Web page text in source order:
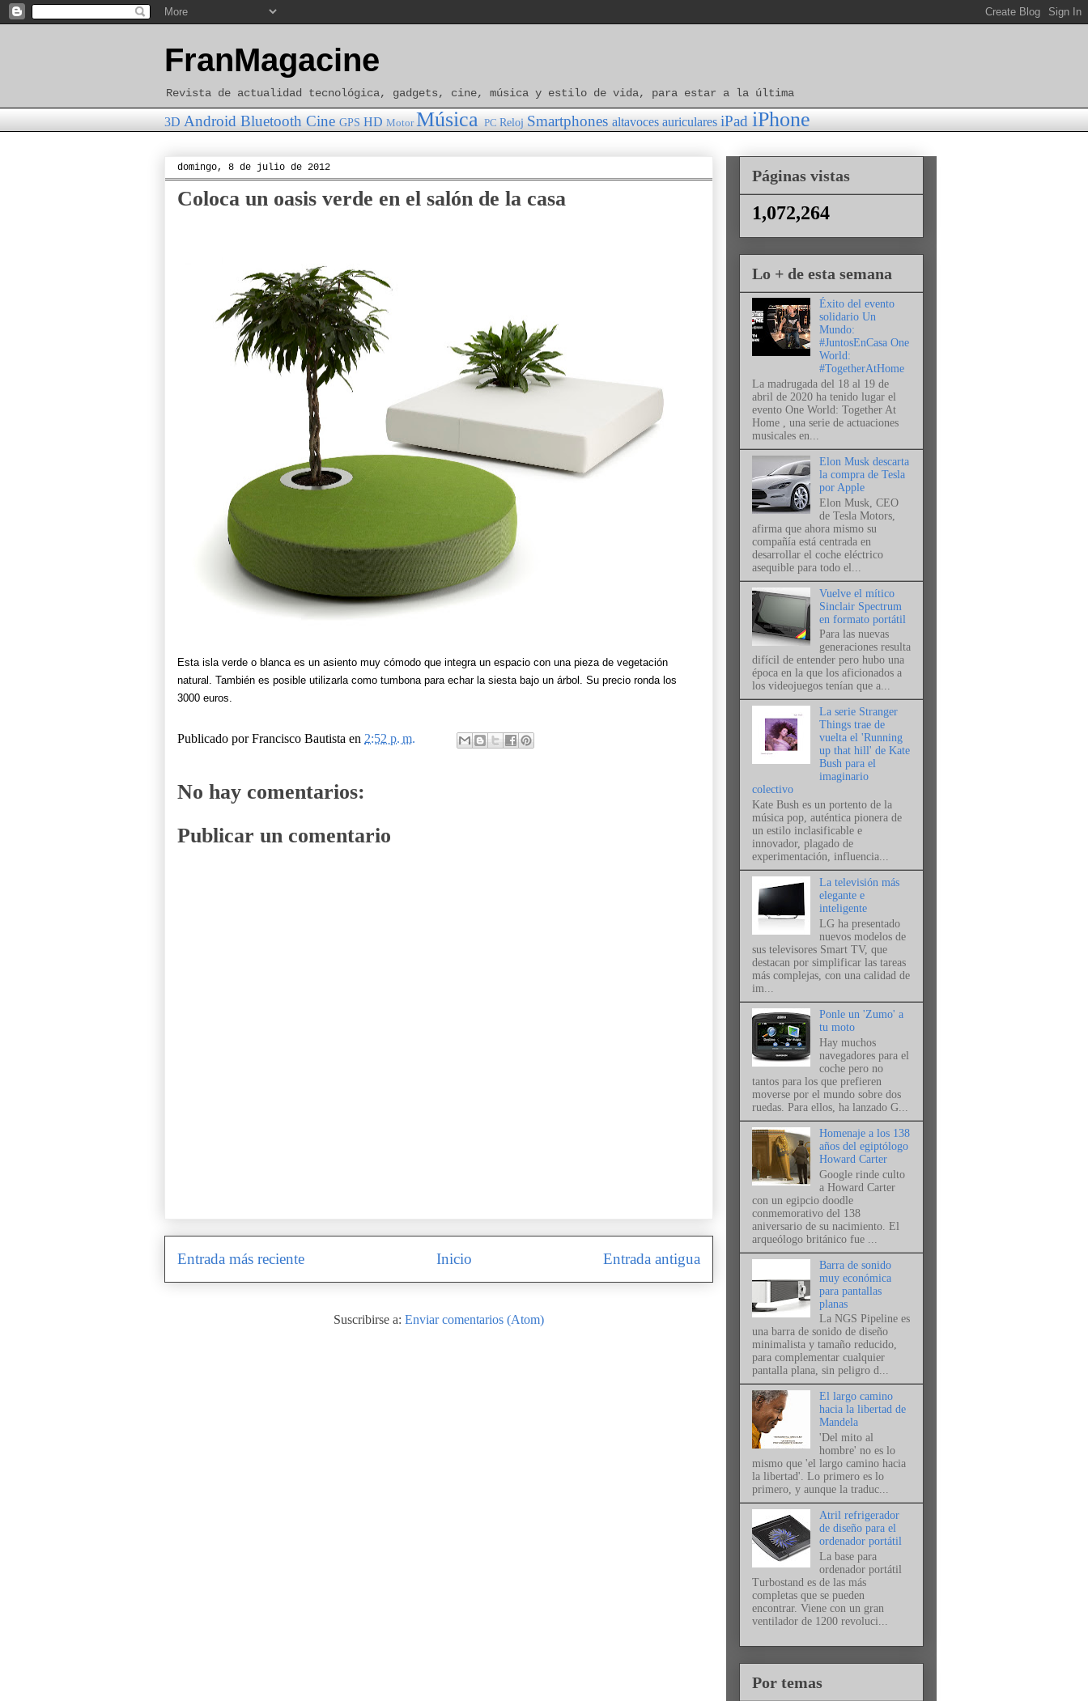
FranMagacine
Revista de actualidad tecnológica, gadgets, cine, música y estilo de vida, para estar a la última
3D Android Bluetooth Cine GPS HD Motor Música PC Reloj Smartphones altavoces auriculares iPad iPhone
domingo, 8 de julio de 2012
Coloca un oasis verde en el salón de la casa
Esta isla verde o blanca es un asiento muy cómodo que integra un espacio con una pieza de vegetación
natural. También es posible utilizarla como tumbona para echar la siesta bajo un árbol. Su precio ronda los
3000 euros.
Publicado porFrancisco Bautista en 2:52 p. m.
No hay comentarios:
Publicar un comentario
Entrada más reciente Entrada antigua
Inicio
Suscribirse a: Enviar comentarios (Atom)
Páginas vistas
1,072,264
Lo + de esta semana
Éxito del evento
solidario Un
Mundo:
#JuntosEnCasa One
World:
#TogetherAtHome
La madrugada del 18 al 19 de
abril de 2020 ha tenido lugar el
evento One World: Together At
Home , una serie de actuaciones
musicales en...
Elon Musk descarta
la compra de Tesla
por Apple
Elon Musk, CEO
de Tesla Motors,
afirma que ahora mismo su
compañía está centrada en
desarrollar el coche eléctrico
asequible para todo el...
Vuelve el mítico
Sinclair Spectrum
en formato portátil
Para las nuevas
generaciones resulta
difícil de entender pero hubo una
época en la que los aficionados a
los videojuegos tenían que a...
La serie Stranger
Things trae de
vuelta el 'Running
up that hill' de Kate
Bush para el
imaginario
colectivo
Kate Bush es un portento de la
música pop, auténtica pionera de
un estilo inclasificable e
innovador, plagado de
experimentación, influencia...
La televisión más
elegante e
inteligente
LG ha presentado
nuevos modelos de
sus televisores Smart TV, que
destacan por simplificar las tareas
más complejas, con una calidad de
im...
Ponle un 'Zumo' a
tu moto
Hay muchos
navegadores para el
coche pero no
tantos para los que prefieren
moverse por el mundo sobre dos
ruedas. Para ellos, ha lanzado G...
Homenaje a los 138
años del egiptólogo
Howard Carter
Google rinde culto
a Howard Carter
con un egipcio doodle
conmemorativo del 138
aniversario de su nacimiento. El
arqueólogo británico fue ...
Barra de sonido
muy económica
para pantallas
planas
La NGS Pipeline es
una barra de sonido de diseño
minimalista y tamaño reducido,
para complementar cualquier
pantalla plana, sin peligro d...
El largo camino
hacia la libertad de
Mandela
'Del mito al
hombre' no es lo
mismo que 'el largo camino hacia
la libertad'. Lo primero es lo
primero, y aunque la traduc...
Atril refrigerador
de diseño para el
ordenador portátil
La base para
ordenador portátil
Turbostand es de las más
completas que se pueden
encontrar. Viene con un gran
ventilador de 1200 revoluci...
Por temas